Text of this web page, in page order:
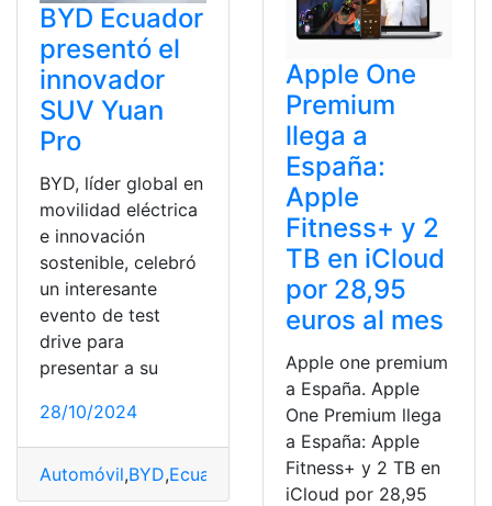
BYD Ecuador
presentó el
innovador
SUV Yuan
Pro
BYD, líder global en
movilidad eléctrica
e innovación
sostenible, celebró
un interesante
evento de test
drive para
presentar a su
28/10/2024
Automóvil,BYD,Ecuador Innovador,presentó ,Pro,
Apple One
Premium
llega a
España:
Apple
Fitness+ y 2
TB en iCloud
por 28,95
euros al mes
Apple one premium
a España. Apple
One Premium llega
a España: Apple
Fitness+ y 2 TB en
iCloud por 28,95